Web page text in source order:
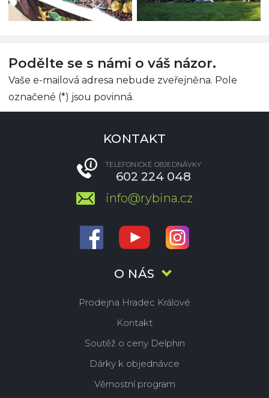
Podělte se s námi o váš názor.
Vaše e-mailová adresa nebude zveřejněna. Pole
označené (*) jsou povinná.
O NÁS
Prodejna Hradec Králové
Kontakt
Soutěž o ceny Delphin
Dárky k objednávce
Věrnostní program
KONTAKT
TELEFONICKÉ OBJEDNÁVKY
602 224 048
info@rybina.cz